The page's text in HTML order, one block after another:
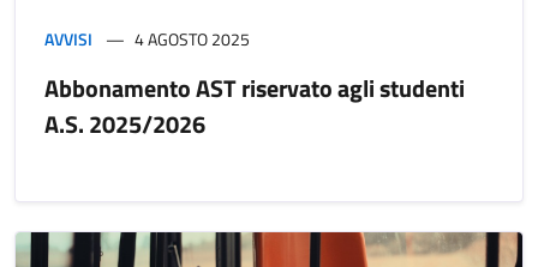
AVVISI 4 AGOSTO 2025
Abbonamento AST riservato agli studenti
A.S. 2025/2026